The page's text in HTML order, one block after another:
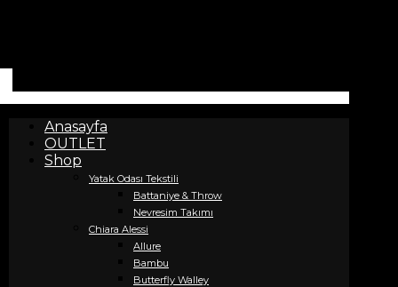
Anasayfa
OUTLET
Shop
Yatak Odası Tekstili
Battaniye & Throw
Nevresim Takımı
Chiara Alessi
Allure
Bambu
Butterfly Walley